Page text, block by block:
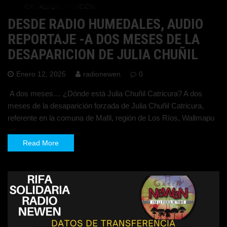
DESDE RADIO HUMEDALES, AUDIO
REPORTAJE -A DOS MESES DE LA
DESAPARICION DE JULIA CHUÑIL
Enero 12, 2025 radionewen 0
A dos meses… ¿Dónde está Julia Chuñil Catricura? A dos
meses de la desaparición forzada de Julia Chuñil Catricura,
referente en la comuna de Mafil, región de Los Ríos, Wallmapu
Read More